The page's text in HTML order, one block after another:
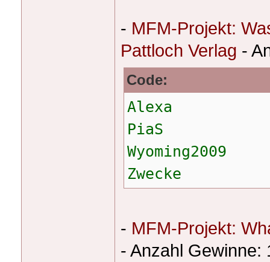
- MFM-Projekt:
Pattloch Verlag -
Code:
Alexa
PiaS
Wyoming2009
Zwecke
- MFM-Projekt:
- Anzahl Gewinne: